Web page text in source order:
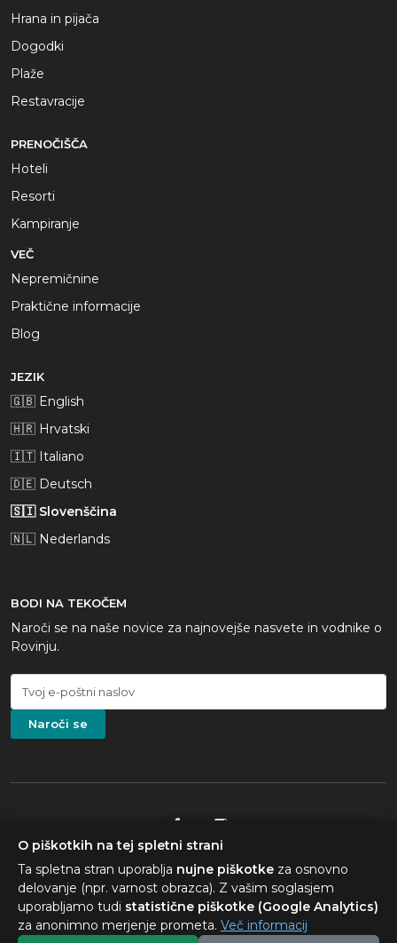
Hrana in pijača
Dogodki
Plaže
Restavracije
PRENOČIŠČA
Hoteli
Resorti
Kampiranje
VEČ
Nepremičnine
Praktične informacije
Blog
JEZIK
🇬🇧 English
🇭🇷 Hrvatski
🇮🇹 Italiano
🇩🇪 Deutsch
🇸🇮 Slovenščina
🇳🇱 Nederlands
BODI NA TEKOČEM
Naroči se na naše novice za najnovejše nasvete in vodnike o
Rovinju.
Naroči se
© Visit Rovinj 2010–2026. Vse pravice pridržane.
Photography: original imagery © Kinetic d.o.o.; professional
photography by
; licenčne fotografije iStock in Unsplash.
Vprašanja o nastanitvi tukaj?
Pomagam z datumi in
možnostmi v bližini.
O piškotkih na tej spletni strani
Ta spletna stran uporablja nujne piškotke za osnovno
delovanje (npr. varnost obrazca). Z vašim soglasjem
uporabljamo tudi statistične piškotke (Google Analytics)
za anonimno merjenje prometa. Več informacij